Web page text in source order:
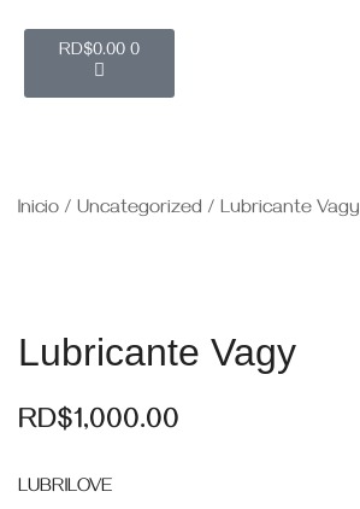
RD$0.00 0
Inicio / Uncategorized / Lubricante Vagy
Lubricante Vagy
RD$1,000.00
LUBRILOVE